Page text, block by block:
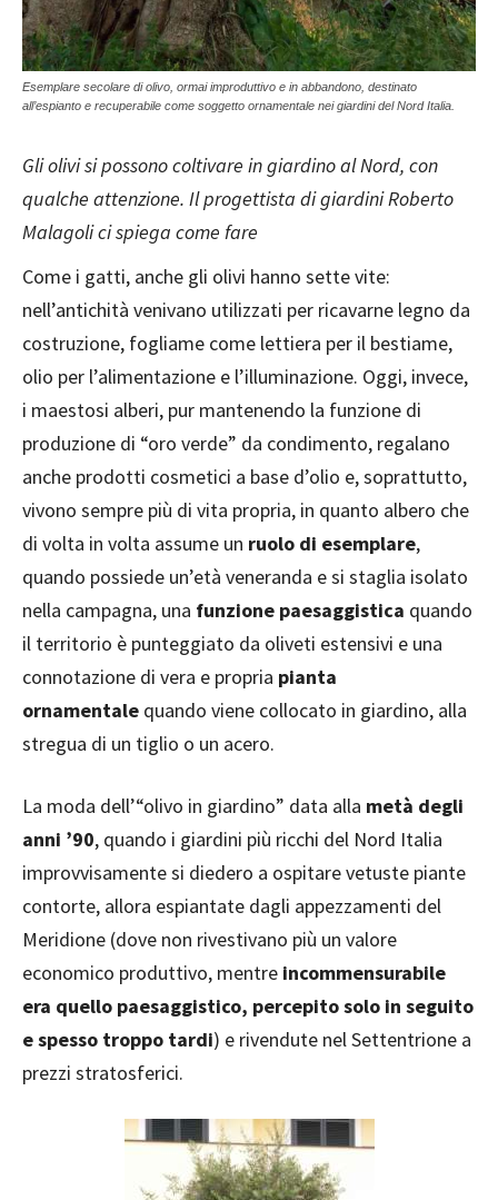
Esemplare secolare di olivo, ormai improduttivo e in abbandono, destinato
all’espianto e recuperabile come soggetto ornamentale nei giardini del Nord Italia.
Gli olivi si possono coltivare in giardino al Nord, con
qualche attenzione. Il progettista di giardini Roberto
Malagoli ci spiega come fare
Come i gatti, anche gli olivi hanno sette vite:
nell’antichità venivano utilizzati per ricavarne legno da
costruzione, fogliame come lettiera per il bestiame,
olio per l’alimentazione e l’illuminazione. Oggi, invece,
i maestosi alberi, pur mantenendo la funzione di
produzione di “oro verde” da condimento, regalano
anche prodotti cosmetici a base d’olio e, soprattutto,
vivono sempre più di vita propria, in quanto albero che
di volta in volta assume un ruolo di esemplare,
quando possiede un’età veneranda e si staglia isolato
nella campagna, una funzione paesaggistica quando
il territorio è punteggiato da oliveti estensivi e una
connotazione di vera e propria pianta
ornamentale quando viene collocato in giardino, alla
stregua di un tiglio o un acero.
La moda dell’“olivo in giardino” data alla metà degli
anni ’90, quando i giardini più ricchi del Nord Italia
improvvisamente si diedero a ospitare vetuste piante
contorte, allora espiantate dagli appezzamenti del
Meridione (dove non rivestivano più un valore
economico produttivo, mentre incommensurabile
era quello paesaggistico, percepito solo in seguito
e spesso troppo tardi) e rivendute nel Settentrione a
prezzi stratosferici.